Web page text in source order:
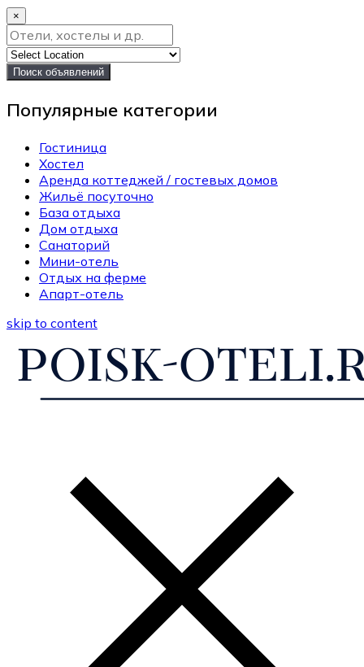
×
Поиск объявлений
Популярные категории
Гостиница
Хостел
Аренда коттеджей / гостевых домов
Жильё посуточно
База отдыха
Дом отдыха
Санаторий
Мини-отель
Отдых на ферме
Апарт-отель
skip to content